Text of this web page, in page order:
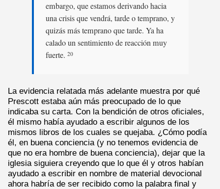
embargo, que estamos derivando hacia
una crisis que vendrá, tarde o temprano, y
quizás más temprano que tarde. Ya ha
calado un sentimiento de reacción muy
fuerte. 20
La evidencia relatada más adelante muestra por qué
Prescott estaba aún más preocupado de lo que
indicaba su carta. Con la bendición de otros oficiales,
él mismo había ayudado a escribir algunos de los
mismos libros de los cuales se quejaba. ¿Cómo podía
él, en buena conciencia (y no tenemos evidencia de
que no era hombre de buena conciencia), dejar que la
iglesia siguiera creyendo que lo que él y otros habían
ayudado a escribir en nombre de material devocional
ahora habría de ser recibido como la palabra final y